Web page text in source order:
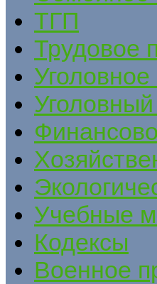
ТГП
Трудовое
Учебные
Кодексы
Военное